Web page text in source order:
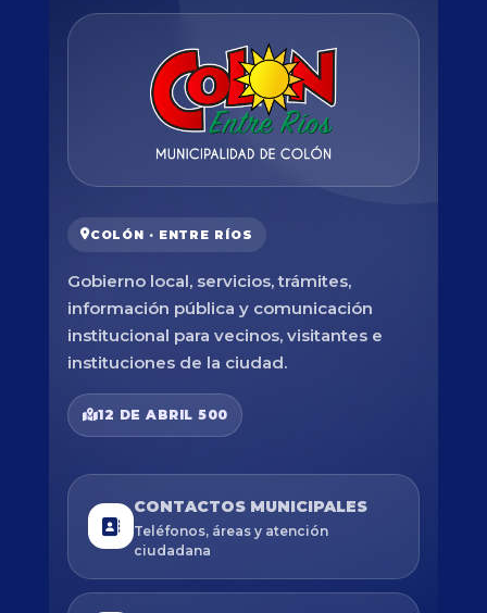
COLÓN · ENTRE RÍOS
Gobierno local, servicios, trámites,
información pública y comunicación
institucional para vecinos, visitantes e
instituciones de la ciudad.
12 DE ABRIL 500
CONTACTOS MUNICIPALES
Teléfonos, áreas y atención
ciudadana